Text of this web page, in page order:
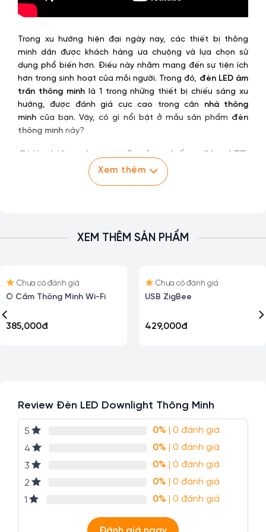
Trong xu hướng hiện đại ngày nay, các thiết bị thông
minh dần được khách hàng ưa chuộng và lựa chọn sử
dụng phổ biến hơn. Điều này nhằm mang đến sự tiện ích
hơn trong sinh hoạt của mỗi người. Trong đó, đèn LED âm
trần thông minhlà 1 trong những thiết bị chiếu sáng xu
hướng, được đánh giá cực cao trong căn nhà thông
minh của bạn. Vậy, có gì nổi bật ở mẫu sản phẩm đèn
thông minh này?
Giới thiệu chung về sản phẩm đèn LED
Downlight thông minh
Ngày nay, tại mọi không gian, thiết bị chiếu sáng không
đảm bảo mang đến tính sang trọng cho không gian bố
đèn LED Downlight thông minh
Đặc biệt hơn cả, sản phẩm còn được tích hợp tính năng
thông minh – điều khiển bật/ tắt thông qua giọng nói.
phẩm là lựa chọn mang tính xu hướng. Đáp ứng nhu cầu
Đèn LED âm trần Downlight thông minh là thiết bị chiếu sáng
Xem thêm
XEM THÊM SẢN PHẨM
Chưa có đánh giá
Đèn LED Bulb Thông Minh
Chưa có đánh giá
Ray Rèm Điện
Review Đèn LED Downlight Thông Minh
5 0% | 0 đánh giá
4
0% | 0 đánh giá
3
0% | 0 đánh giá
2
0% | 0 đánh giá
1
0% | 0 đánh giá